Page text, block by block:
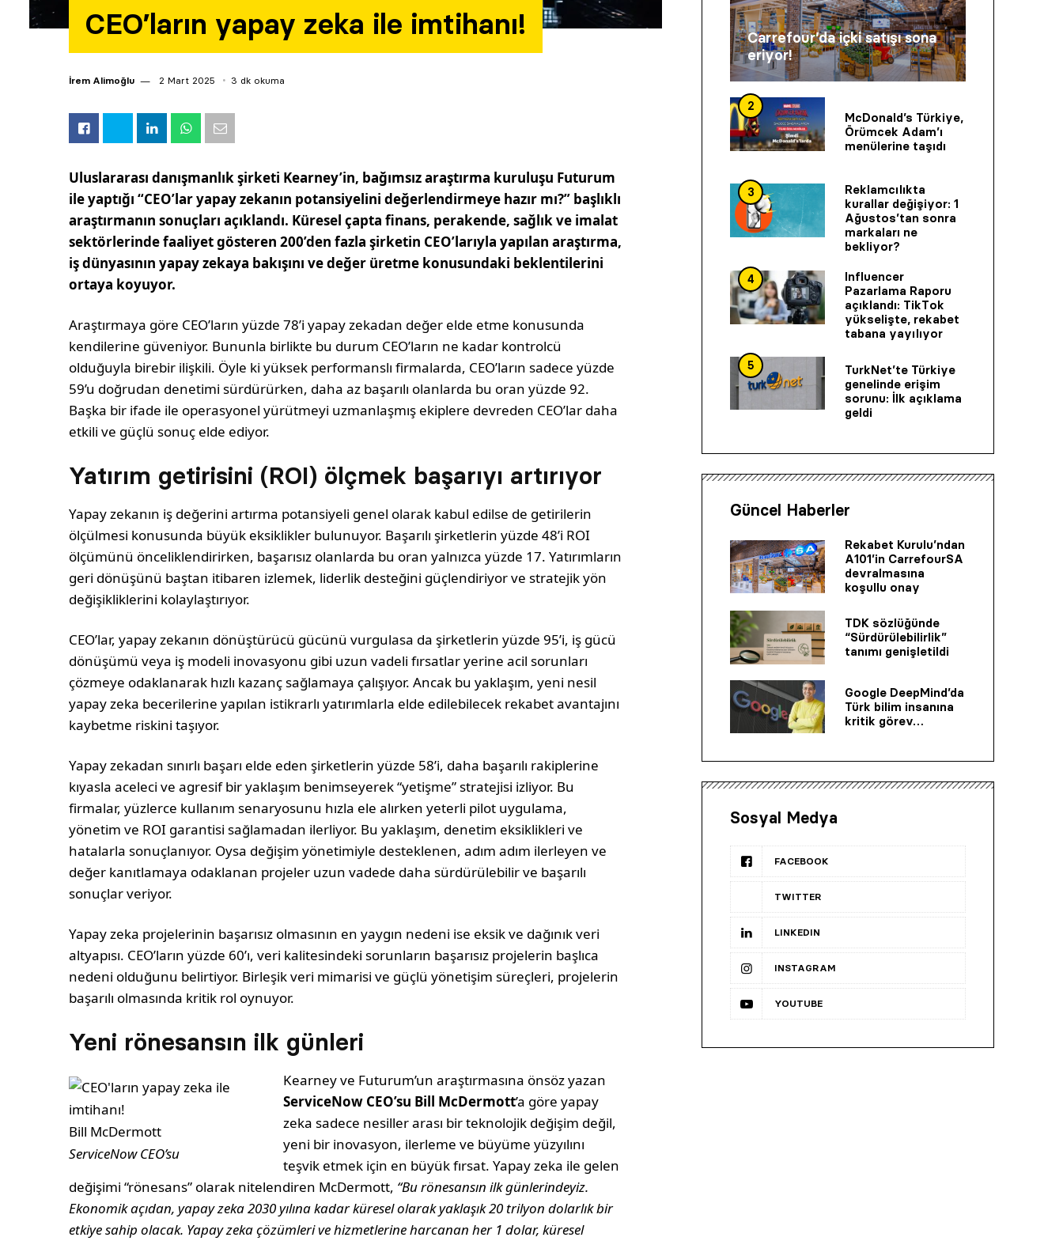
CEO’ların yapay zeka ile imtihanı!
İrem Alimoğlu 2 Mart 2025 3 dk okuma
Uluslararası danışmanlık şirketi Kearney’in, bağımsız araştırma kuruluşu Futurum
ile yaptığı “CEO’lar yapay zekanın potansiyelini değerlendirmeye hazır mı?” başlıklı
araştırmanın sonuçları açıklandı. Küresel çapta finans, perakende, sağlık ve imalat
sektörlerinde faaliyet gösteren 200’den fazla şirketin CEO’larıyla yapılan araştırma,
iş dünyasının yapay zekaya bakışını ve değer üretme konusundaki beklentilerini
ortaya koyuyor.
Araştırmaya göre CEO’ların yüzde 78’i yapay zekadan değer elde etme konusunda
kendilerine güveniyor. Bununla birlikte bu durum CEO’ların ne kadar kontrolcü
olduğuyla birebir ilişkili. Öyle ki yüksek performanslı firmalarda, CEO’ların sadece yüzde
59’u doğrudan denetimi sürdürürken, daha az başarılı olanlarda bu oran yüzde 92.
Başka bir ifade ile operasyonel yürütmeyi uzmanlaşmış ekiplere devreden CEO’lar daha
etkili ve güçlü sonuç elde ediyor.
Yatırım getirisini (ROI) ölçmek başarıyı artırıyor
Yapay zekanın iş değerini artırma potansiyeli genel olarak kabul edilse de getirilerin
ölçülmesi konusunda büyük eksiklikler bulunuyor. Başarılı şirketlerin yüzde 48’i ROI
ölçümünü önceliklendirirken, başarısız olanlarda bu oran yalnızca yüzde 17. Yatırımların
geri dönüşünü baştan itibaren izlemek, liderlik desteğini güçlendiriyor ve stratejik yön
değişikliklerini kolaylaştırıyor.
CEO’lar, yapay zekanın dönüştürücü gücünü vurgulasa da şirketlerin yüzde 95’i, iş gücü
dönüşümü veya iş modeli inovasyonu gibi uzun vadeli fırsatlar yerine acil sorunları
çözmeye odaklanarak hızlı kazanç sağlamaya çalışıyor. Ancak bu yaklaşım, yeni nesil
yapay zeka becerilerine yapılan istikrarlı yatırımlarla elde edilebilecek rekabet avantajını
kaybetme riskini taşıyor.
Yapay zekadan sınırlı başarı elde eden şirketlerin yüzde 58’i, daha başarılı rakiplerine
kıyasla aceleci ve agresif bir yaklaşım benimseyerek “yetişme” stratejisi izliyor. Bu
firmalar, yüzlerce kullanım senaryosunu hızla ele alırken yeterli pilot uygulama,
yönetim ve ROI garantisi sağlamadan ilerliyor. Bu yaklaşım, denetim eksiklikleri ve
hatalarla sonuçlanıyor. Oysa değişim yönetimiyle desteklenen, adım adım ilerleyen ve
değer kanıtlamaya odaklanan projeler uzun vadede daha sürdürülebilir ve başarılı
sonuçlar veriyor.
Yapay zeka projelerinin başarısız olmasının en yaygın nedeni ise eksik ve dağınık veri
altyapısı. CEO’ların yüzde 60’ı, veri kalitesindeki sorunların başarısız projelerin başlıca
nedeni olduğunu belirtiyor. Birleşik veri mimarisi ve güçlü yönetişim süreçleri, projelerin
başarılı olmasında kritik rol oynuyor.
Yeni rönesansın ilk günleri
Bill McDermott
ServiceNow CEO’su
Kearney ve Futurum’un araştırmasına önsöz yazan
ServiceNow CEO’su Bill McDermott’a göre yapay
zeka sadece nesiller arası bir teknolojik değişim değil,
yeni bir inovasyon, ilerleme ve büyüme yüzyılını
teşvik etmek için en büyük fırsat. Yapay zeka ile gelen
değişimi “rönesans” olarak nitelendiren McDermott, “Bu rönesansın ilk günlerindeyiz.
Ekonomik açıdan, yapay zeka 2030 yılına kadar küresel olarak yaklaşık 20 trilyon dolarlık bir
etkiye sahip olacak. Yapay zeka çözümleri ve hizmetlerine harcanan her 1 dolar, küresel
Carrefour’da içki satışı sona
eriyor!
2
McDonald’s Türkiye,
Örümcek Adam’ı
menülerine taşıdı
3
Reklamcılıkta
kurallar değişiyor: 1
Ağustos’tan sonra
markaları ne
bekliyor?
4
Influencer
Pazarlama Raporu
açıklandı: TikTok
yükselişte, rekabet
tabana yayılıyor
5
TurkNet’te Türkiye
genelinde erişim
sorunu: İlk açıklama
geldi
Güncel Haberler
Rekabet Kurulu’ndan
A101’in CarrefourSA
devralmasına
koşullu onay
TDK sözlüğünde
“Sürdürülebilirlik”
tanımı genişletildi
Google DeepMind’da
Türk bilim insanına
kritik görev…
Sosyal Medya
FACEBOOK
TWITTER
LINKEDIN
INSTAGRAM
YOUTUBE